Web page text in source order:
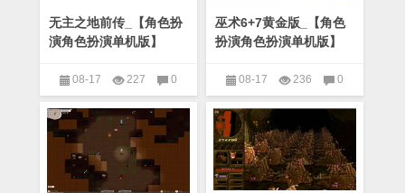
无主之地前传_【角色扮
演角色扮演单机版】
08-17 227
0
巫术6+7黄金版_【角色
扮演角色扮演单机版】
08-17 236
0